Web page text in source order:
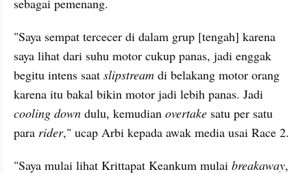
"Saya sempat tercecer di dalam grup [tengah] karena
saya lihat dari suhu motor cukup panas, jadi enggak
begitu intens saat slipstream di belakang motor orang
cooling down dulu, kemudian overtake satu per satu
para rider," ucap Arbi kepada awak media usai Race 2.
"Saya mulai lihat Krittapat Keankum mulai breakaway,